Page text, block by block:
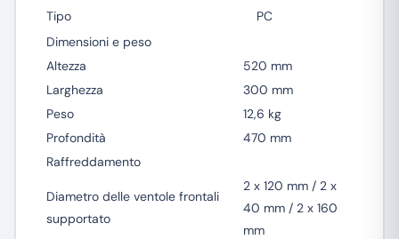
Tipo
PC
Dimensioni e peso
Altezza
520 mm
Larghezza
300 mm
Peso
12,6 kg
Profondità
470 mm
Raffreddamento
Diametro delle ventole frontali
supportato
2 x 120 mm / 2 x
40 mm / 2 x 160
mm